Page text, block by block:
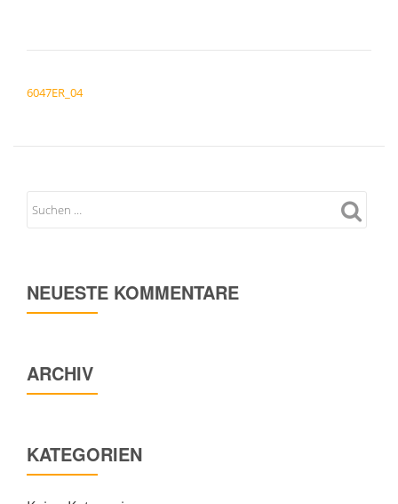
6047ER_04
NEUESTE KOMMENTARE
ARCHIV
KATEGORIEN